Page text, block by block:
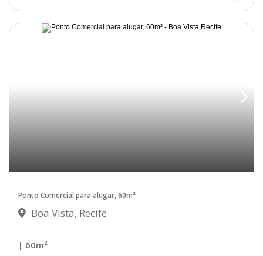
Ponto Comercial para alugar, 60m²
Boa Vista, Recife
| 60m²